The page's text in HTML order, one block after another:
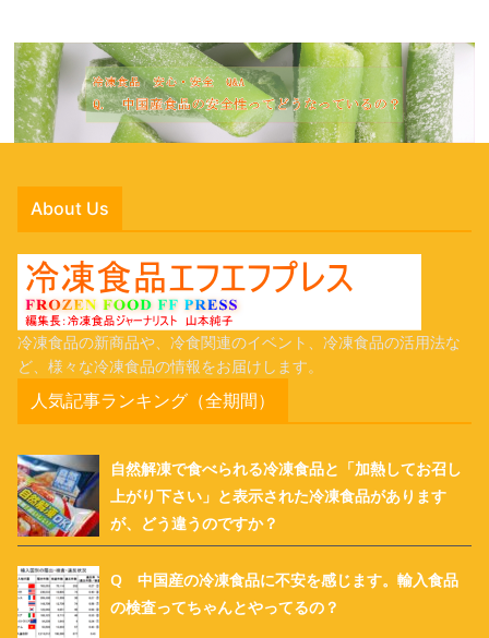
About Us
冷凍食品の新商品や、冷食関連のイベント、冷凍食品の活用法な
ど、様々な冷凍食品の情報をお届けします。
人気記事ランキング（全期間）
自然解凍で食べられる冷凍食品と「加熱してお召し
上がり下さい」と表示された冷凍食品があります
が、どう違うのですか？
Q 中国産の冷凍食品に不安を感じます。輸入食品
の検査ってちゃんとやってるの？